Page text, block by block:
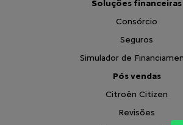
Soluções financeiras
Consórcio
Seguros
Simulador de
Pós vendas
Citroën Citizen
Revisões